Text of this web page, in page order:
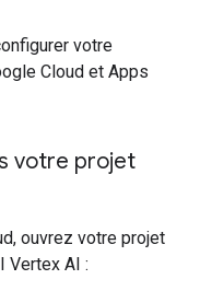
votre
Cloud et Apps
votre projet
ouvrez votre projet
Vertex AI :